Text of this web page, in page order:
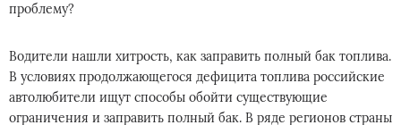
проблему?
Водители нашли хитрость, как заправить полный бак топлива.
В условиях продолжающегося дефицита топлива российские
автолюбители ищут способы обойти существующие
ограничения и заправить полный бак. В ряде регионов страны